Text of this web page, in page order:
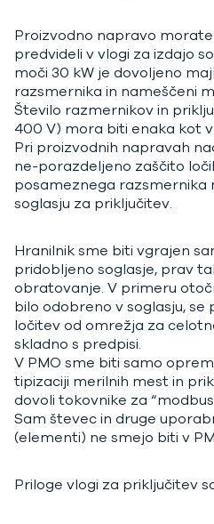
Proizvodno napravo
predvideli v vlogi za izdajo
moči 30 kW je dovoljeno
razsmernika in nameščeni
Število razmernikov in
400 V) mora biti enaka kot v
Pri proizvodnih napravah
ne-porazdeljeno zaščito
posameznega razsmernika
soglasju za priključitev.
Hranilnik sme biti vgrajen
pridobljeno soglasje, prav
obratovanje. V primeru
bilo odobreno v soglasju, se
ločitev od omrežja za
skladno s predpisi.
V PMO sme biti samo
tipizaciji merilnih mest in
dovoli tokovnike za
Sam števec in druge
(elementi) ne smejo biti v
Priloge vlogi za priključitev